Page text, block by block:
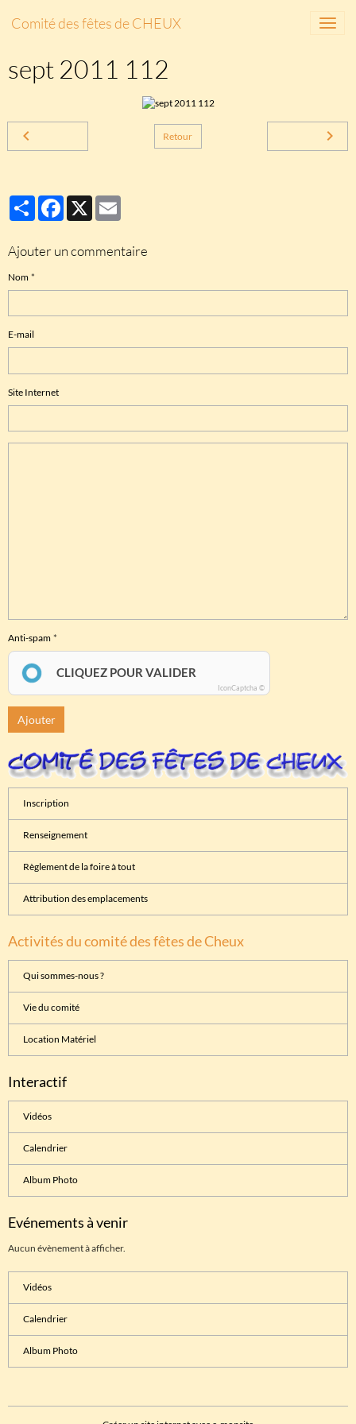
Comité des fêtes de CHEUX
sept 2011 112
Retour
PartagerFacebook
X
Ajouter un commentaire
Nom
E-mail
Site Internet
Anti-spam
CLIQUEZ POUR VALIDER
IconCaptcha ©
Ajouter
Inscription
Renseignement
Règlement de la foire à tout
Attribution des emplacements
Activités du comité des fêtes de Cheux
Qui sommes-nous ?
Vie du comité
Location Matériel
Interactif
Vidéos
Calendrier
Album Photo
Evénements à venir
Aucun évènement à afficher.
Vidéos
Calendrier
Album Photo